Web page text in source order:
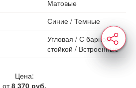
Матовые
Синие/ Темные
Угловая / С барной
стойкой / Встроенные
Цена:
от8 370 руб.